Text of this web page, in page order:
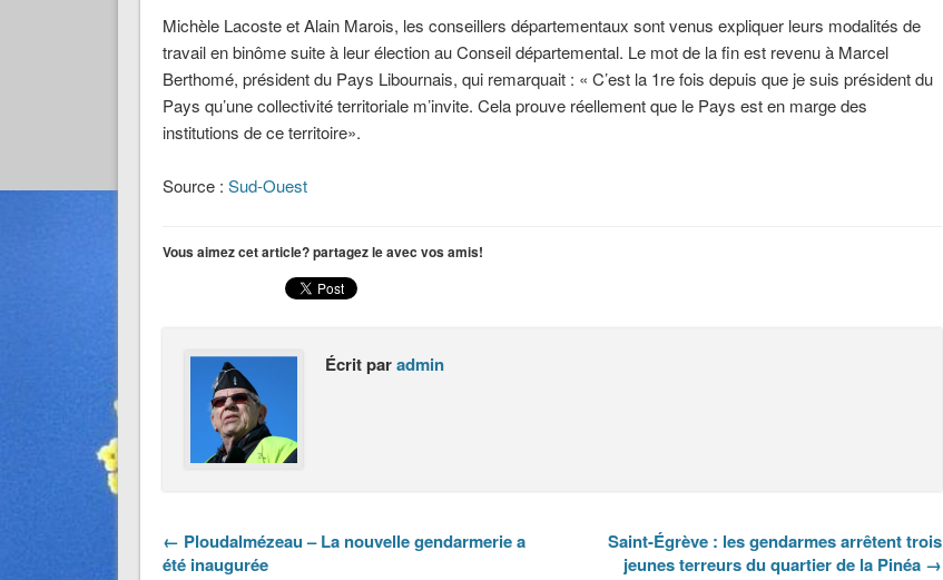
Michèle Lacoste et Alain Marois, les conseillers départementaux sont venus expliquer leurs modalités de
travail en binôme suite à leur élection au Conseil départemental. Le mot de la fin est revenu à Marcel
Berthomé, président du Pays Libournais, qui remarquait : « C’est la 1re fois depuis que je suis président du
Pays qu’une collectivité territoriale m’invite. Cela prouve réellement que le Pays est en marge des
institutions de ce territoire».
Source : Sud-Ouest
Vous aimez cet article? partagez le avec vos amis!
Écrit paradmin
← Ploudalmézeau – La nouvelle gendarmerie a
été inaugurée
Saint-Égrève : les gendarmes arrêtent trois
jeunes terreurs du quartier de la Pinéa →